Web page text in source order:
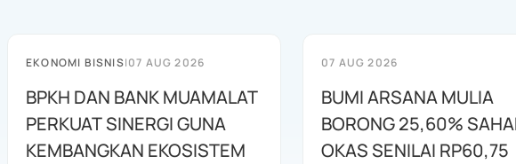
EKONOMI BISNIS|07 AUG 2026
BPKH DAN BANK MUAMALAT
PERKUAT SINERGI GUNA
KEMBANGKAN EKOSISTEM
07 AUG 2026
BUMI ARSANA MULIA
BORONG 25,60%
OKAS SENILAI RP60,75